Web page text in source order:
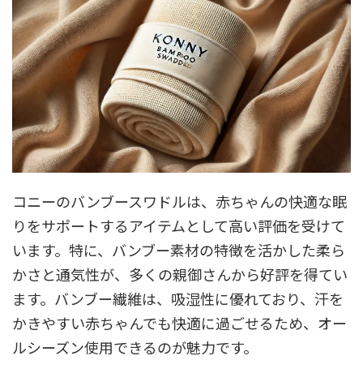
コニーのバンブースワドルは、赤ちゃんの快適な眠
りをサポートするアイテムとして高い評価を受けて
います。特に、バンブー素材の特徴を活かした柔ら
かさと通気性が、多くの親御さんから好評を得てい
ます。バンブー繊維は、吸湿性に優れており、汗を
かきやすい赤ちゃんでも快適に過ごせるため、オー
ルシーズン使用できるのが魅力です。